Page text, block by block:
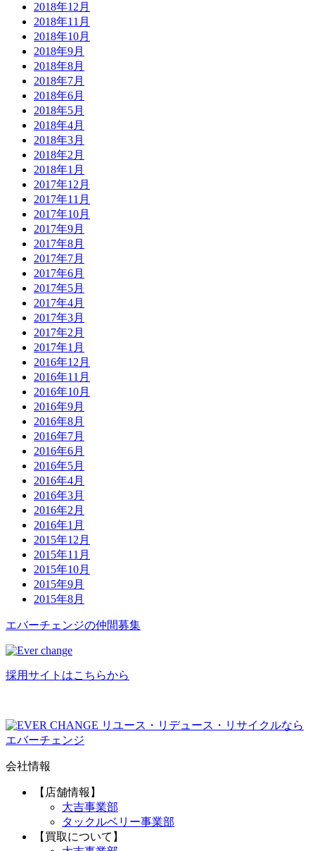
2018年12月
2018年11月
2018年10月
2018年9月
2018年8月
2018年7月
2018年6月
2018年5月
2018年4月
2018年3月
2018年2月
2018年1月
2017年12月
2017年11月
2017年10月
2017年9月
2017年8月
2017年7月
2017年6月
2017年5月
2017年4月
2017年3月
2017年2月
2017年1月
2016年12月
2016年11月
2016年10月
2016年9月
2016年8月
2016年7月
2016年6月
2016年5月
2016年4月
2016年3月
2016年2月
2016年1月
2015年12月
2015年11月
2015年10月
2015年9月
2015年8月
エバーチ ェ ンジの仲間募集
採用サイトはこちらから
リユース・リデュース・リサイクルなら
エバーチェンジ
会社情報
【店舗情報】
大吉事業部
タックルベリー事業部
【買取について】